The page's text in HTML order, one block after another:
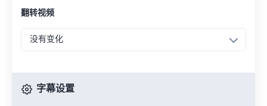
翻转视频
没有变化
字幕设置